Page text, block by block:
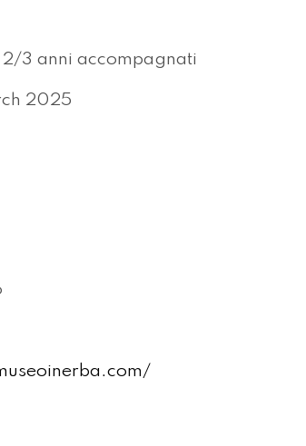
2/3 anni accompagnati
2025